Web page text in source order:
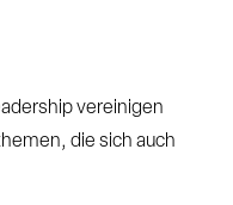
vereinigen
die sich auch